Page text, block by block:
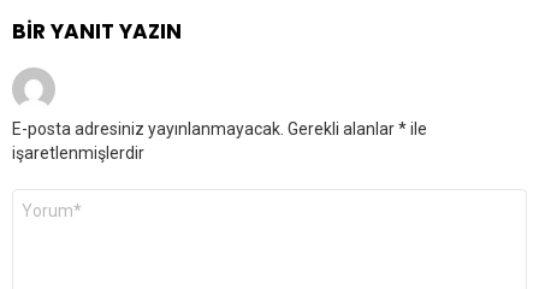
BIR YANIT YAZIN
E-posta adresiniz yayınlanmayacak. Gerekli alanlar*ile
işaretlenmişlerdir
Yorum